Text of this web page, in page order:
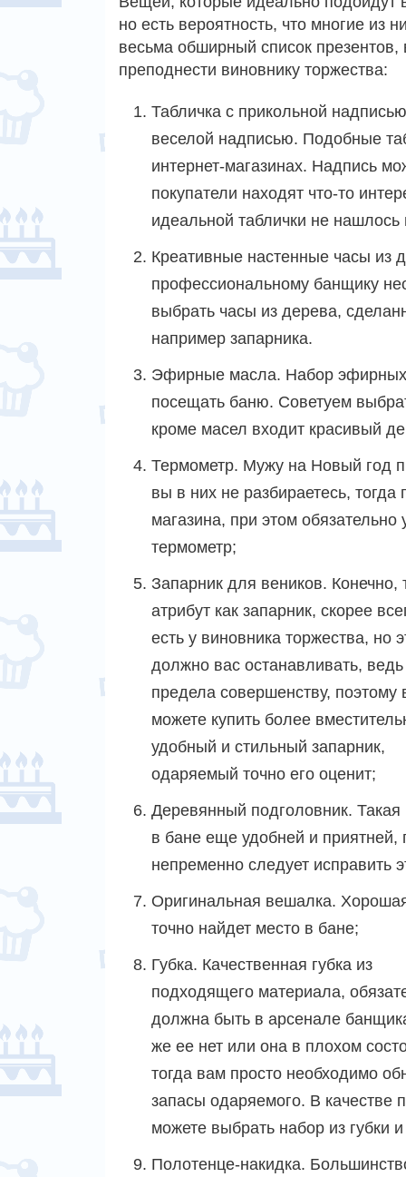
но есть вероятность, что многие
весьма обширный список
преподнести виновнику торжества:
Табличка с прикольной
веселой надписью. Подобные
интернет-магазинах. Надпись
покупатели находят что-то
идеальной таблички не
Креативные настенные часы из
профессиональному банщику
выбрать часы из дерева,
например запарника.
Эфирные масла. Набор
посещать баню. Советуем
кроме масел входит красивый
Термометр. Мужу на Новый год
вы в них не разбираетесь, тогда
магазина, при этом обязательно
термометр;
Запарник для веников. Конечно,
атрибут как запарник, скорее
есть у виновника торжества, но
должно вас останавливать, ведь
предела совершенству, поэтому
можете купить более
удобный и стильный запарник,
одаряемый точно его оценит;
Деревянный подголовник.
в бане еще удобней и приятней,
непременно следует исправить
Оригинальная вешалка.
точно найдет место в бане;
Губка. Качественная губка из
подходящего материала,
должна быть в арсенале
же ее нет или она в плохом
тогда вам просто необходимо
запасы одаряемого. В качестве
можете выбрать набор из губки
Полотенце-накидка.